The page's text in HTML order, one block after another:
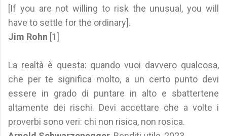
[If you are not willing to risk the unusual, you will
have to settle for the ordinary].
Jim Rohn [1]
La realtà è questa: quando vuoi davvero qualcosa,
che per te significa molto, a un certo punto devi
essere in grado di puntare in alto e sbattertene
altamente dei rischi. Devi accettare che a volte i
proverbi sono veri: chi non risica, non rosica.